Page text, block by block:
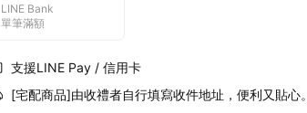
LINE Bank
單筆滿額
支援LINE Pay / 信用卡
[宅配商品]由收禮者自行填寫收件地址，便利又貼心。